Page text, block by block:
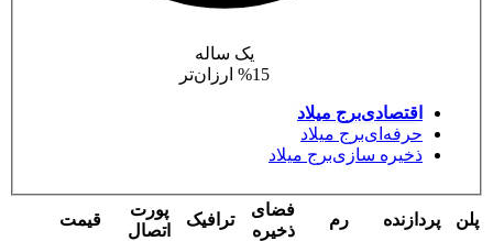
اقتصادی
برج میلاد
حرفه‌ای برج میلاد
ذخیره سازیبرج میلاد
رم
ذخیره
ترافیک
پورت
اتصال
قیمت